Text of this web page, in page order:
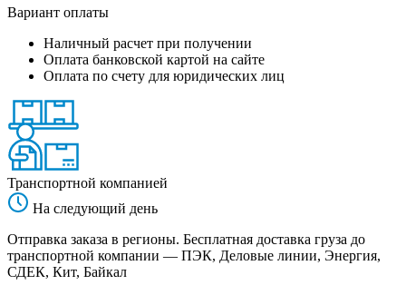
Вариант оплаты
Наличный расчет при получении
Оплата банковской картой на сайте
Оплата по счету для юридических лиц
Транспортной компанией
На следующий день
Отправка заказа в регионы. Бесплатная доставка груза до
транспортной компании — ПЭК, Деловые линии, Энергия,
СДЕК, Кит, Байкал